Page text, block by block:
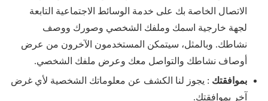
الاتصال الخاصة بك على خدمة الوسائط الاجتماعية التابعة
لجهة خارجية اسمك وملفك الشخصي وصورك ووصف
نشاطك. وبالمثل، سيتمكن المستخدمون الآخرون من عرض
أوصاف نشاطك والتواصل معك وعرض ملفك الشخصي.
بموافقتك : يجوز لنا الكشف عن معلوماتك الشخصية لأي غرض
آخر بموافقتك.